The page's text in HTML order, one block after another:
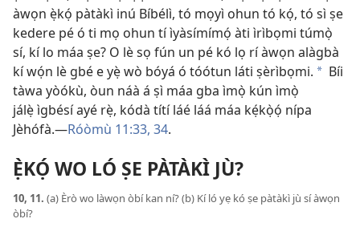
àwọn ẹ̀kọ́ pàtàkì inú Bíbélì, tó mọyì ohun tó kọ́, tó sì ṣe
kedere pé ó ti mọ ohun tí ìyàsímímọ́ àti ìrìbọmi túmọ̀
sí, kí lo máa ṣe? O lè sọ fún un pé kó lọ rí àwọn alàgbà
kí wọ́n lè gbé e yẹ̀ wò bóyá ó tóótun láti ṣèrìbọmi. * Bíi
tàwa yòókù, òun náà á ṣì máa gba ìmọ̀ kún ìmọ̀
jálẹ̀ ìgbésí ayé rẹ̀, kódà títí láé láá máa kẹ́kọ̀ọ́ nípa
Jèhófà.​—Róòmù 11:​33, 34.
Ẹ̀KỌ́ WO LÓ ṢE PÀTÀKÌ JÙ?
10, 11. (a) Èrò wo làwọn òbí kan ní? (b) Kí ló yẹ kó ṣe pàtàkì jù sí àwọn
òbí?